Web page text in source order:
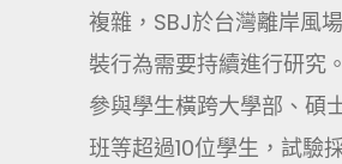
複雜，SBJ於台灣離岸風
裝行為需要持續進行研究
參與學生橫跨大學部、碩
班等超過10位學生，試驗